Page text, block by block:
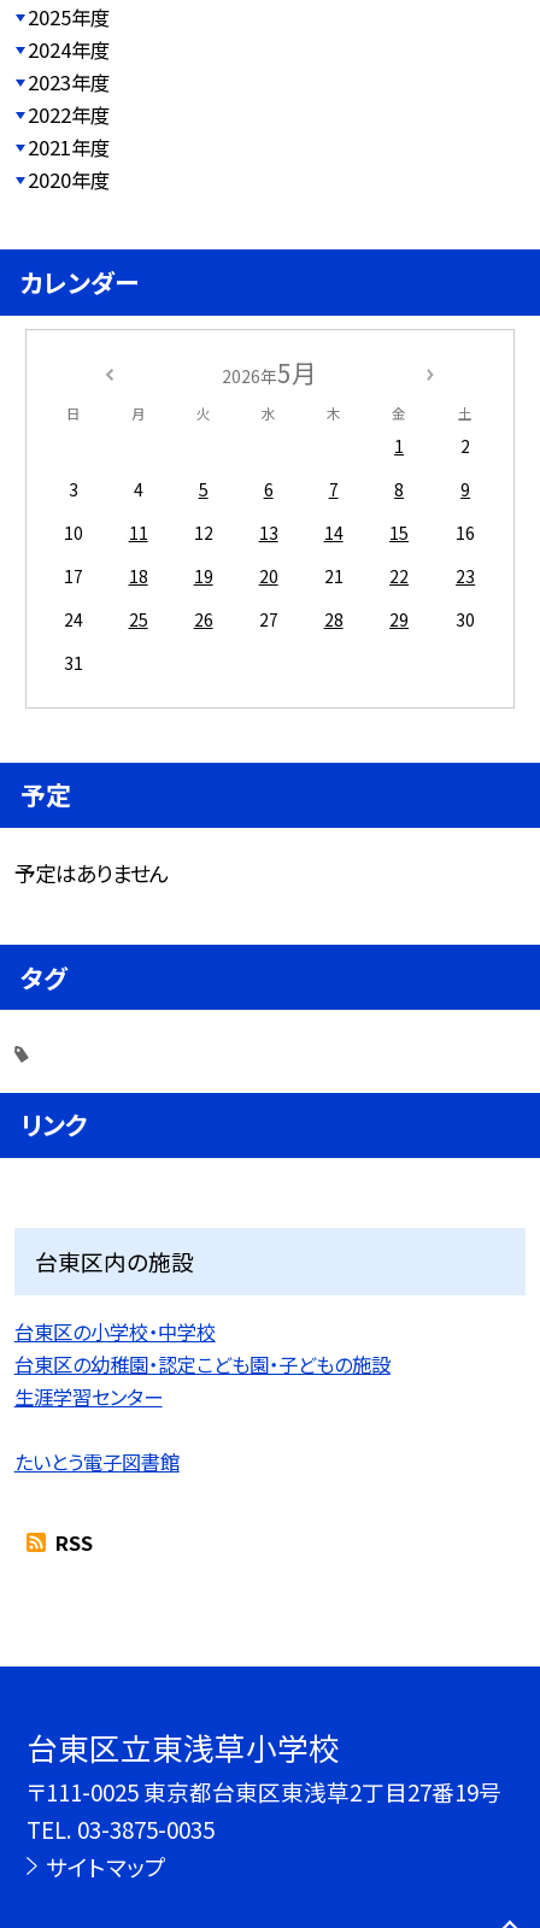
2025年度
2024年度
2023年度
2022年度
2021年度
2020年度
カレンダー
2026年5月
日 月 火 水 木 金 土
1
2
3
4 5 6 7 8
9
10
11 12 13 14 15
16
17
18 19 20 21 22
23
24
25 26 27 28 29
30
31
予定
予定はありません
タグ
リンク
台東区内の施設
台東区の小学校・中学校
台東区の幼稚園・認定こども園・子どもの施設
生涯学習センター
たいとう電子図書館
RSS
台東区立東浅草小学校
〒111-0025 東京都台東区東浅草2丁目27番19号
TEL. 03-3875-0035
サイトマップ